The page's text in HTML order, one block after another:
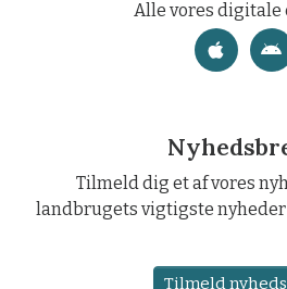
Alle vores digitale
Tilmeld dig et af vores
landbrugets vigtigste
Tilmeld